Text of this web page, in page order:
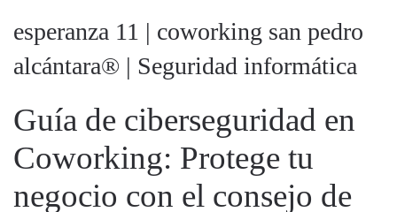
esperanza 11 | coworking san pedro
alcántara® | Seguridad informática
Guía de ciberseguridad en
Coworking: Protege tu
negocio con el consejo de